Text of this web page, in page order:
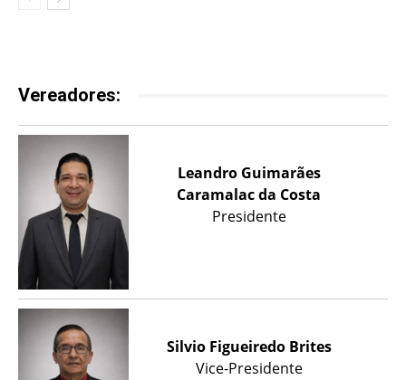
Vereadores:
Leandro Guimarães
Caramalac da Costa
Presidente
Silvio Figueiredo Brites
Vice-Presidente